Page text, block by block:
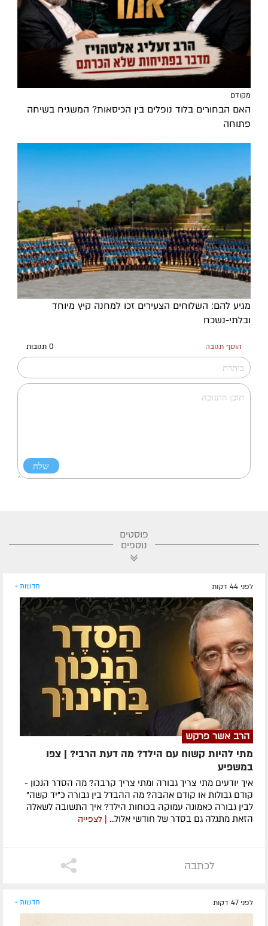
מקודם
האם הבחורים בלוד נופלים בין הכיסאות? המשגיח בשיחה
פתוחה
מגיע להם: השלוחים הצעירים זכו למחנה קיץ מיוחד
ובלתי-נשכח
הוסף תגובה 0 תגובות
פוסטים
נוספים
לפני 44 דקות חדשות »
הרב אשר פרקש
מתי להיות קשוח עם הילד? מה דעת הרבי? | צפו
במשפיע
איך יודעים מתי צריך גבורה ומתי צריך קרבה? מה הסדר הנכון -
קודם גבולות או קודם אהבה? מה ההבדל בין גבורה כ"יד קשה"
לבין גבורה כאמונה עמוקה בכוחות הילד? איך התשובה לשאלה
הזאת מתגלה גם בסדר של חודשי אלול...
| לצפייה
לכתבה
לפני 47 דקות חדשות »